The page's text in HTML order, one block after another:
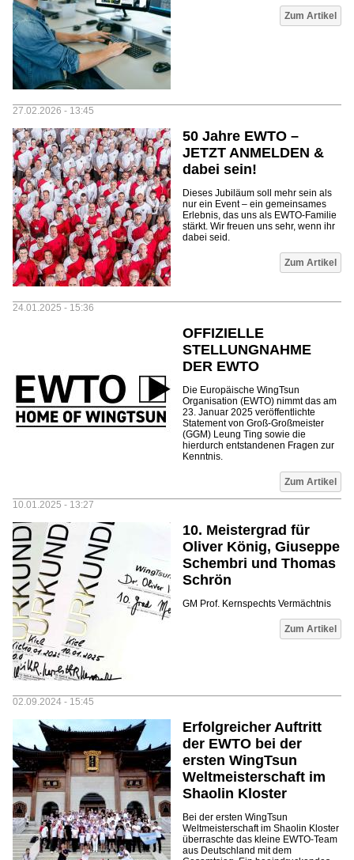
Zum Artikel
27.02.2026 - 13:45
50 Jahre EWTO –
JETZT ANMELDEN &
dabei sein!
Dieses Jubiläum soll mehr sein als
nur ein Event – ein gemeinsames
Erlebnis, das uns als EWTO-Familie
stärkt. Wir freuen uns sehr, wenn ihr
dabei seid.
Zum Artikel
24.01.2025 - 15:36
OFFIZIELLE
STELLUNGNAHME
DER EWTO
Die Europäische WingTsun
Organisation (EWTO) nimmt das am
23. Januar 2025 veröffentlichte
Statement von Groß-Großmeister
(GGM) Leung Ting sowie die
hierdurch entstandenen Fragen zur
Kenntnis.
Zum Artikel
10.01.2025 - 13:27
10. Meistergrad für
Oliver König, Giuseppe
Schembri und Thomas
Schrön
GM Prof. Kernspechts Vermächtnis
Zum Artikel
02.09.2024 - 15:45
Erfolgreicher Auftritt
der EWTO bei der
ersten WingTsun
Weltmeisterschaft im
Shaolin Kloster
Bei der ersten WingTsun
Weltmeisterschaft im Shaolin Kloster
überraschte das kleine EWTO-Team
aus Deutschland mit dem